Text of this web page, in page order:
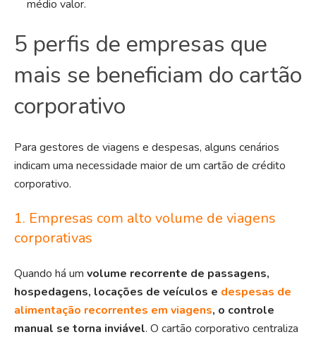
médio valor.
5 perfis de empresas que
mais se beneficiam do cartão
corporativo
Para gestores de viagens e despesas, alguns cenários
indicam uma necessidade maior de um cartão de crédito
corporativo.
1. Empresas com alto volume de viagens
corporativas
Quando há um volume recorrente de passagens,
hospedagens, locações de veículos e despesas de
alimentação recorrentes em viagens, o controle
manual se torna inviável. O cartão corporativo centraliza